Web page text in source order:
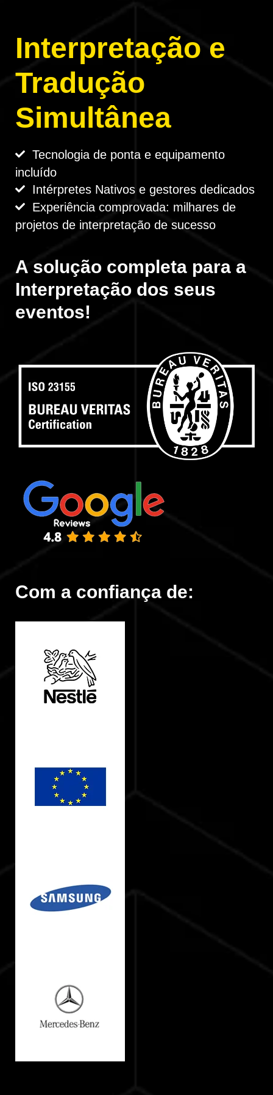
Interpretação e
Tradução
Simultânea
Tecnologia de ponta e equipamento
incluído
Intérpretes Nativos e gestores dedicados
Experiência comprovada: milhares de
projetos de interpretação de sucesso
A solução completa para a
Interpretação dos seus
eventos!
Com a confiança de: